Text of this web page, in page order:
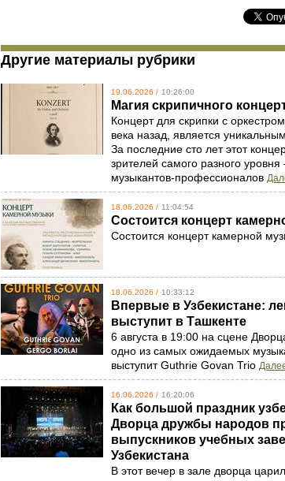
Другие материалы рубрики
19.06.2026 / 10:26:00
Магия скрипичного
Концерт для скрипки с
века назад, является
За последние сто лет этот
зрителей самого разного
музыкантов-профессионалов
18.06.2026 / 11:04:54
Состоится концерт
Состоится концерт камерной
18.06.2026 / 10:33:12
Впервые в Узбекистане:
выступит в Ташкенте
6 августа в 19:00 на сцене
одно из самых ожидаемых
выступит Guthrie Govan Trio
16.06.2026 / 16:20:06
Как большой праздник
Дворца дружбы народов
выпускников учебных
Узбекистана
В этот вечер в зале дворца